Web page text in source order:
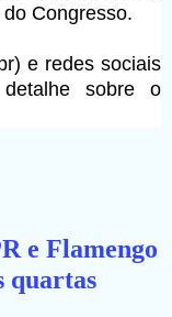
Congresso.
e redes sociais
sobre o
e Flamengo
quartas